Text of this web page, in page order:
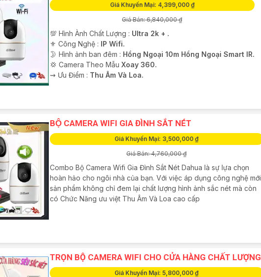
Giá Khuyến Mại: 4,399,000 ₫
Giá Bán: 6,840,000 ₫
💯 Hình Ành Chất Lượng : Ultra 2k + .
⚜️ Công Nghệ : IP Wifi.
🌛 Hình ảnh ban đêm : Hồng Ngoại 10m Hồng Ngoại Smart IR.
💢 Camera Theo Mẫu Xoay 360.
️⇝ Ưu Điểm : Thu Âm Và Loa.
BỘ CAMERA WIFI GIA ĐÌNH SẮT NÉT
Giá Khuyến Mại: 3,500,000 ₫
Giá Bán: 4,760,000 ₫
Combo Bộ Camera Wifi Gia Đình Sắt Nét Dahua là sự lựa chọn
hoàn hảo cho ngôi nhà của bạn. Với việc áp dụng công nghệ mới,
sản phẩm không chỉ đem lại chất lượng hình ảnh sắc nét mà còn
có Chức Năng ưu việt Thu Âm Và Loa cao cấp
TRỌN BỘ CAMERA WIFI CHO CỬA HÀNG CHẤT LƯỢNG
Giá Khuyến Mại: 5,800,000 ₫